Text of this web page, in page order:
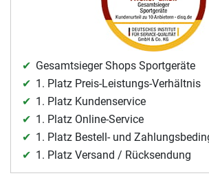
Gesamtsieger Shops Sportgeräte
1. Platz Preis-Leistungs-Verhältnis
1. Platz Kundenservice
1. Platz Online-Service
1. Platz Bestell- und
1. Platz Versand / Rücksendung